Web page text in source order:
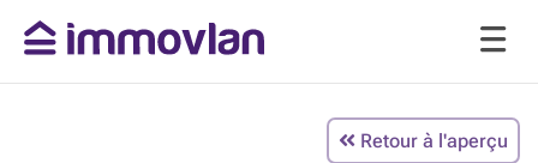
Retour à l'aperçu